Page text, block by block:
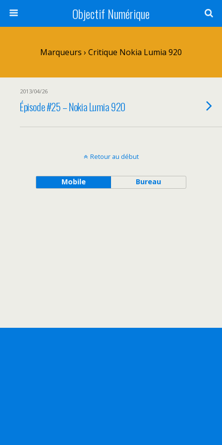
Objectif Numérique
Marqueurs › Critique Nokia Lumia 920
2013/04/26
Épisode #25 – Nokia Lumia 920
Retour au début
Mobile Bureau